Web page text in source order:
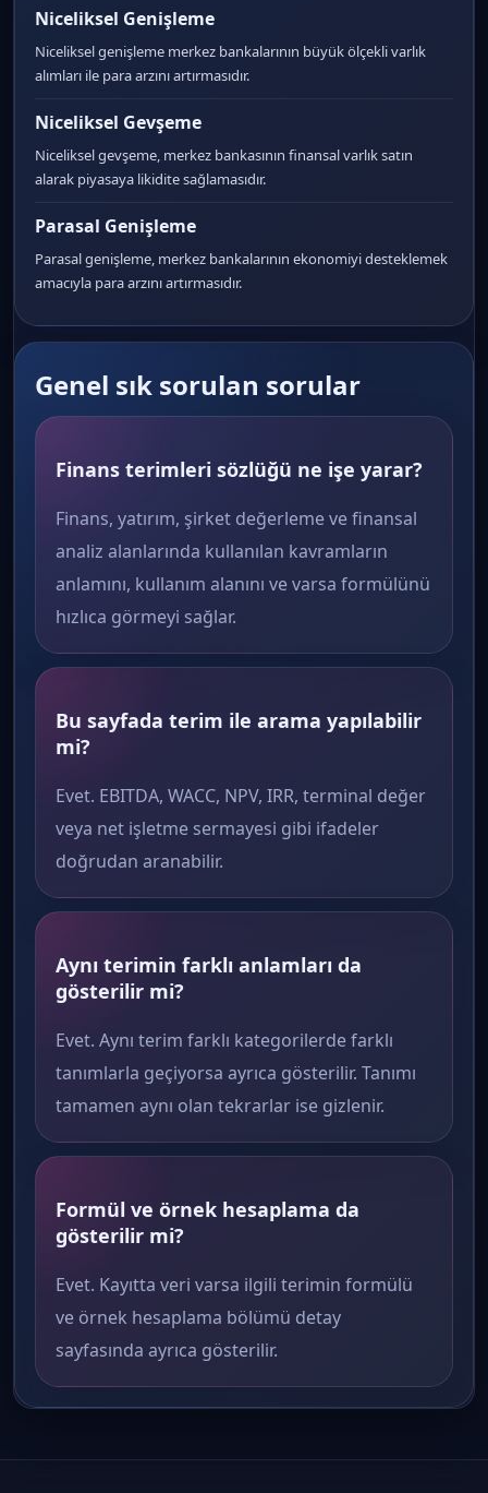
Niceliksel Genişleme
Niceliksel genişleme merkez bankalarının büyük ölçekli varlık
alımları ile para arzını artırmasıdır.
Niceliksel Gevşeme
Niceliksel gevşeme, merkez bankasının finansal varlık satın
alarak piyasaya likidite sağlamasıdır.
Parasal Genişleme
Parasal genişleme, merkez bankalarının ekonomiyi desteklemek
amacıyla para arzını artırmasıdır.
Genel sık sorulan sorular
Finans terimleri sözlüğü ne işe yarar?
Finans, yatırım, şirket değerleme ve finansal
analiz alanlarında kullanılan kavramların
anlamını, kullanım alanını ve varsa formülünü
hızlıca görmeyi sağlar.
Bu sayfada terim ile arama yapılabilir
mi?
Evet. EBITDA, WACC, NPV, IRR, terminal değer
veya net işletme sermayesi gibi ifadeler
doğrudan aranabilir.
Aynı terimin farklı anlamları da
gösterilir mi?
Evet. Aynı terim farklı kategorilerde farklı
tanımlarla geçiyorsa ayrıca gösterilir. Tanımı
tamamen aynı olan tekrarlar ise gizlenir.
Formül ve örnek hesaplama da
gösterilir mi?
Evet. Kayıtta veri varsa ilgili terimin formülü
ve örnek hesaplama bölümü detay
sayfasında ayrıca gösterilir.